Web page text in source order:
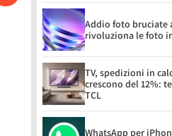
Addio foto bruciate
rivoluziona le foto in
TV, spedizioni in
crescono del 12%:
TCL
WhatsApp per